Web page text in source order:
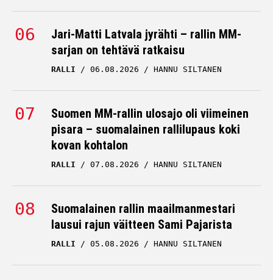
Jari-Matti Latvala jyrähti – rallin MM-
sarjan on tehtävä ratkaisu
RALLI 06.08.2026 HANNU SILTANEN
Suomen MM-rallin ulosajo oli viimeinen
pisara – suomalainen rallilupaus koki
kovan kohtalon
RALLI 07.08.2026 HANNU SILTANEN
Suomalainen rallin maailmanmestari
lausui rajun väitteen Sami Pajarista
RALLI 05.08.2026 HANNU SILTANEN